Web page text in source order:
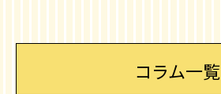
コラム一覧